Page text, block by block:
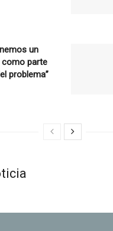
un
como parte
problema”